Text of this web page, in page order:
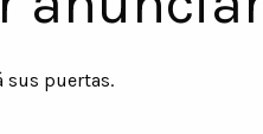
sus puertas.